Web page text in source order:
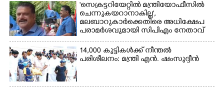
'സെക്രട്ടറിയേറ്റിൽ മന്ത്രിയോഫീസിൽ
ചെന്നുകയറാനാകില്ല',
മലബാറുകാർക്കെതിരെ അധിക്ഷേപ
പരാമർശവുമായി സിപിഎം നേതാവ്‌
14,000 കുട്ടികൾക്ക് നീന്തൽ
പരിശീലനം: മന്ത്രി എൻ. ഷംസുദ്ദീൻ